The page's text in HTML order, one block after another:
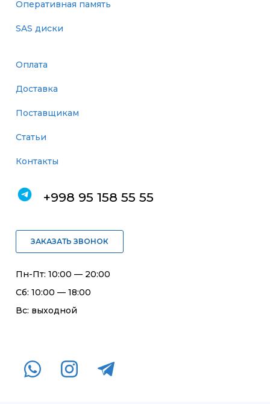
Оперативная память
SAS диски
Оплата
Доставка
Поставщикам
Статьи
Контакты
+998 95 158 55 55
ЗАКАЗАТЬ ЗВОНОК
Пн-Пт: 10:00 — 20:00
Сб: 10:00 — 18:00
Вс: выходной